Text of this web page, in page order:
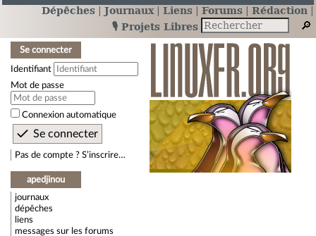
Dépêches Journaux Liens Forums
Rédaction
🎙️ Projets Libres
Se connecter
Identifiant
Mot de passe
Connexion automatique
Pas de compte ? S’inscrire…
apedjinou
journaux
dépêches
liens
messages sur les forums